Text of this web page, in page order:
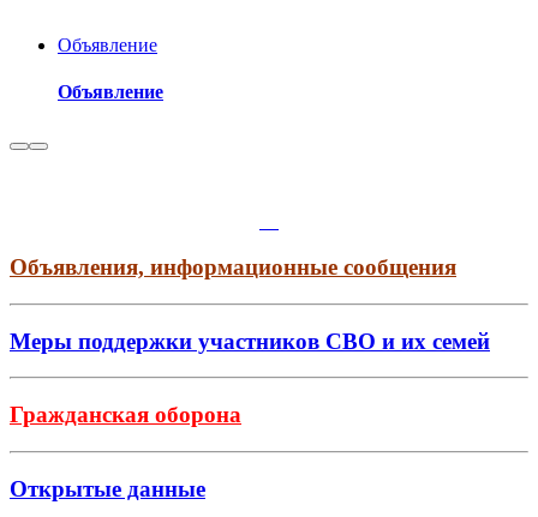
Объявление
Объявление
Объявления, информационные сообщения
Меры поддержки участников СВО и их семей
Гражданская оборона
Открытые данные